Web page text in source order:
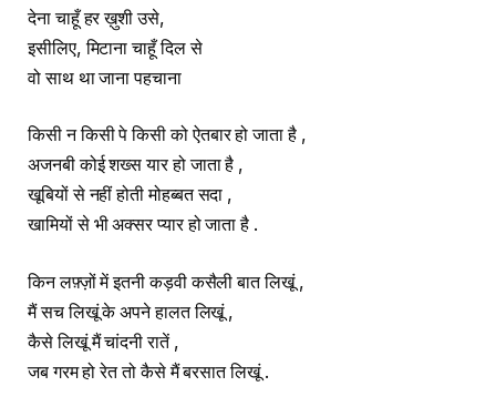
देना चाहूँ हर ख़ुशी उसे,
इसीलिए, मिटाना चाहूँ दिल से
वो साथ था जाना पहचाना
किसी न किसी पे किसी को ऐतबार हो जाता है ,
अजनबी कोई शख्स यार हो जाता है ,
खूबियों से नहीं होती मोहब्बत सदा ,
खामियों से भी अक्सर प्यार हो जाता है .
किन लफ़्ज़ों में इतनी कड़वी कसैली बात लिखूं ,
मैं सच लिखूं के अपने हालत लिखूं ,
कैसे लिखूं मैं चांदनी रातें ,
जब गरम हो रेत तो कैसे मैं बरसात लिखूं .